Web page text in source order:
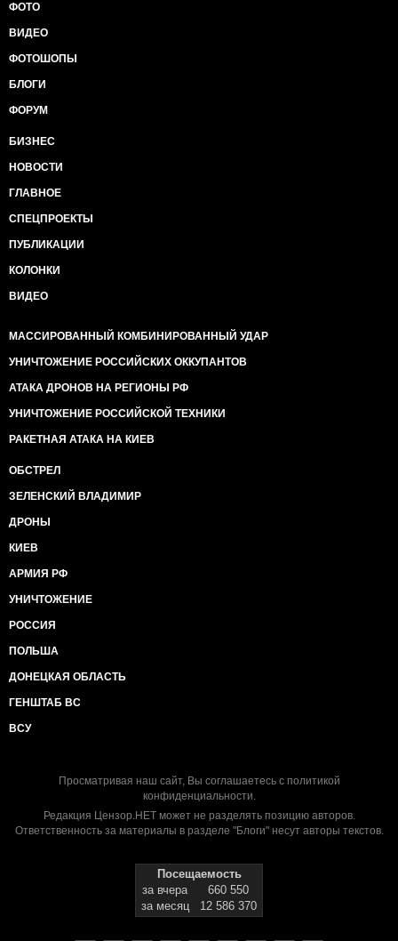
ФОТО
ВИДЕО
ФОТОШОПЫ
БЛОГИ
ФОРУМ
БИЗНЕС
НОВОСТИ
ГЛАВНОЕ
СПЕЦПРОЕКТЫ
ПУБЛИКАЦИИ
КОЛОНКИ
ВИДЕО
МАССИРОВАННЫЙ КОМБИНИРОВАННЫЙ УДАР
УНИЧТОЖЕНИЕ РОССИЙСКИХ ОККУПАНТОВ
АТАКА ДРОНОВ НА РЕГИОНЫ РФ
УНИЧТОЖЕНИЕ РОССИЙСКОЙ ТЕХНИКИ
РАКЕТНАЯ АТАКА НА КИЕВ
ОБСТРЕЛ
ЗЕЛЕНСКИЙ ВЛАДИМИР
ДРОНЫ
КИЕВ
АРМИЯ РФ
УНИЧТОЖЕНИЕ
РОССИЯ
ПОЛЬША
ДОНЕЦКАЯ ОБЛАСТЬ
ГЕНШТАБ ВС
ВСУ
Просматривая наш сайт, Вы соглашаетесь с политикой
конфиденциальности.
Редакция Цензор.НЕТ может не разделять позицию авторов.
Ответственность за материалы в разделе "Блоги" несут авторы текстов.
Посещаемость
за вчера
660 550
за месяц
12 586 370